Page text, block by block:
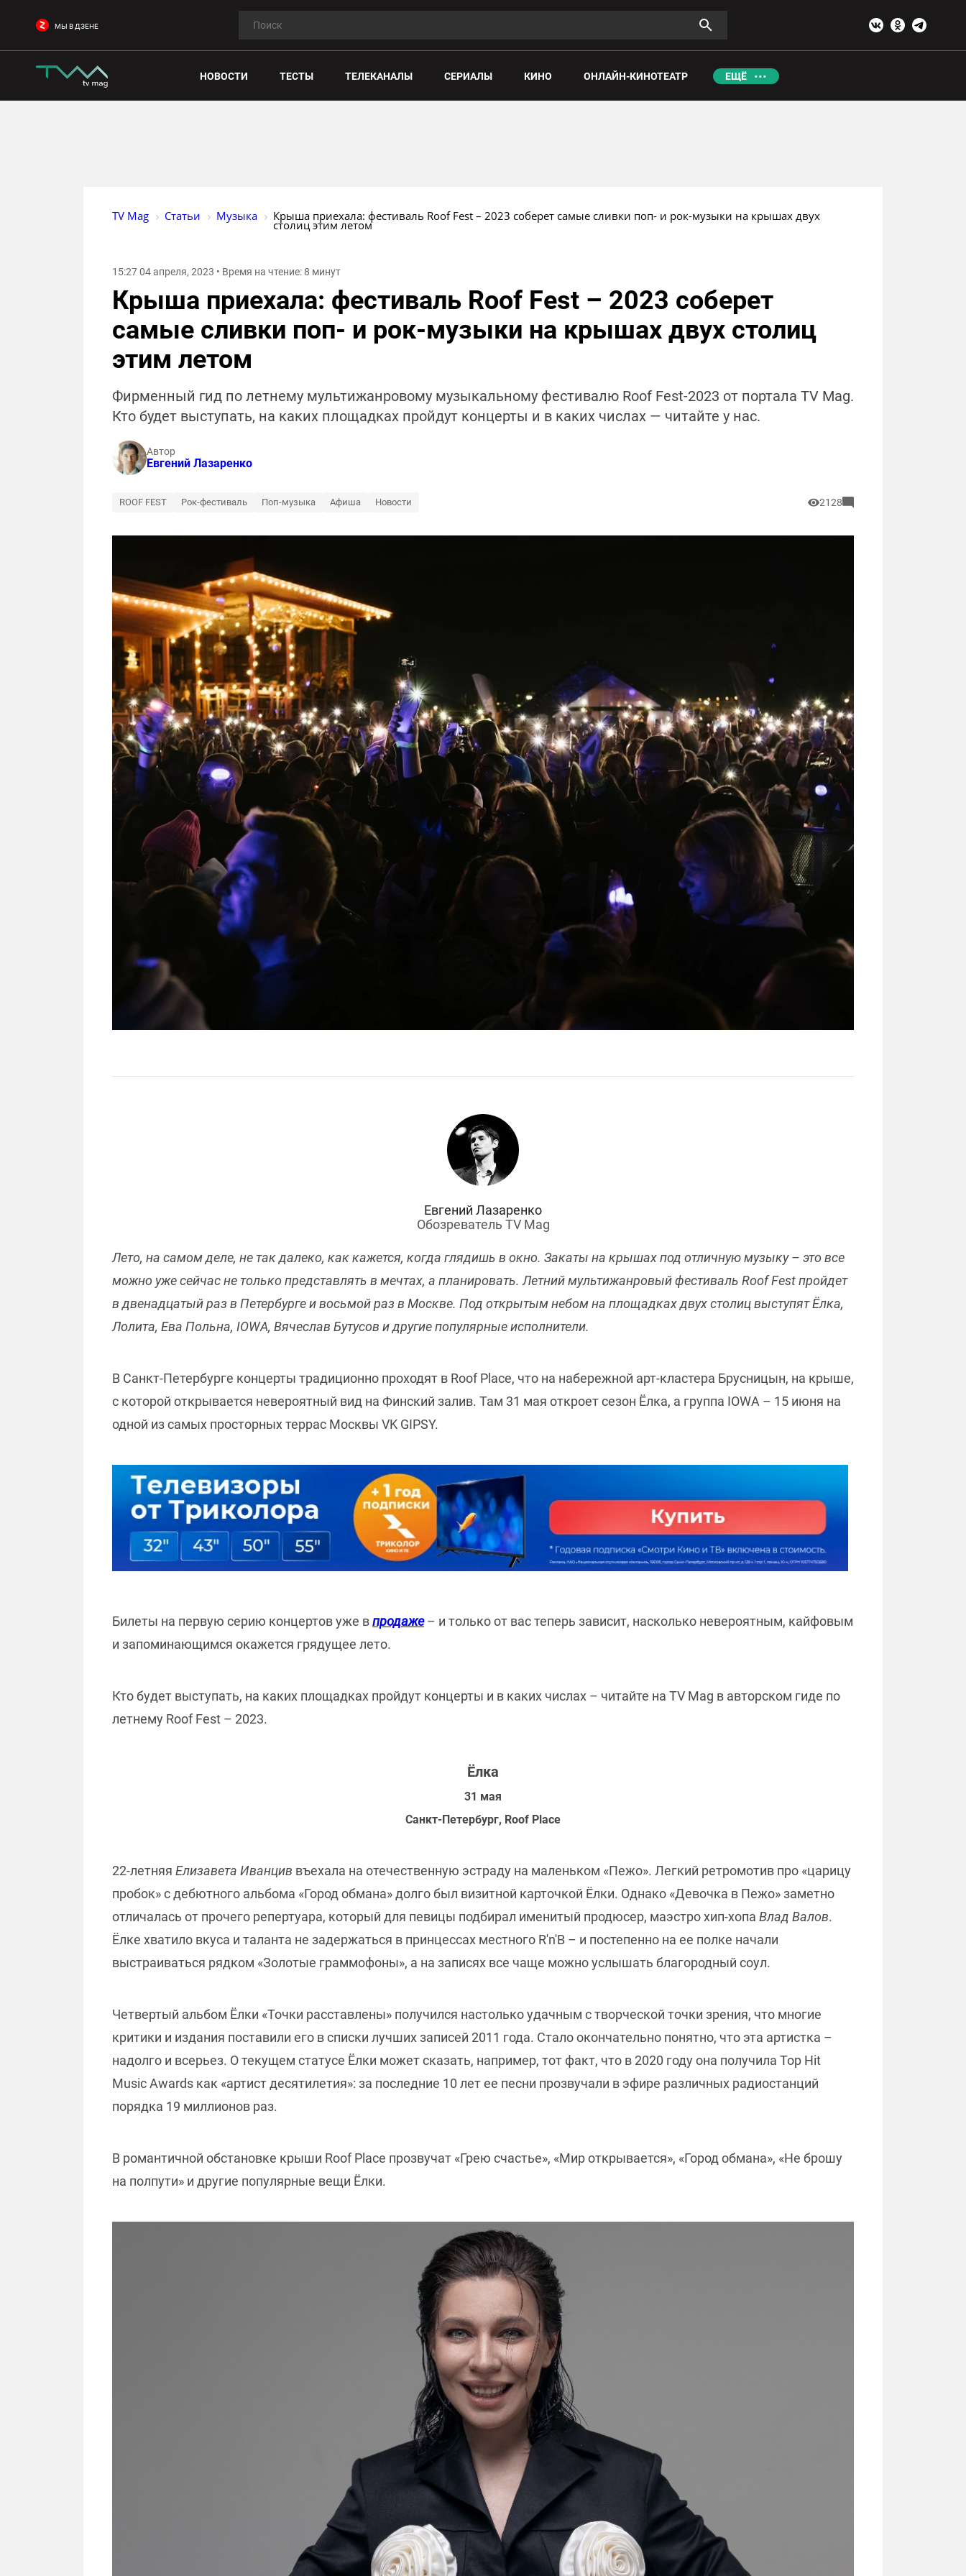
МЫ В ДЗЕНЕ
НОВОСТИ ТЕСТЫ ТЕЛЕКАНАЛЫ СЕРИАЛЫ КИНО ОНЛАЙН-КИНОТЕАТР ЕЩЁ
TV Mag Статьи Музыка Крыша приехала: фестиваль Roof Fest – 2023 соберет самые сливки поп- и рок-музыки на крышах двух
столиц этим летом
15:27 04 апреля, 2023 • Время на чтение: 8 минут
Крыша приехала: фестиваль Roof Fest – 2023 соберет
самые сливки поп- и рок-музыки на крышах двух столиц
этим летом
Фирменный гид по летнему мультижанровому музыкальному фестивалю Roof Fest-2023 от портала TV Mag.
Кто будет выступать, на каких площадках пройдут концерты и в каких числах — читайте у нас.
Автор
Евгений Лазаренко
ROOF FEST Рок-фестиваль Поп-музыка Афиша Новости 2128
Евгений Лазаренко
Обозреватель TV Mag
Лето, на самом деле, не так далеко, как кажется, когда глядишь в окно. Закаты на крышах под отличную музыку – это все
можно уже сейчас не только представлять в мечтах, а планировать. Летний мультижанровый фестиваль Roof Fest пройдет
в двенадцатый раз в Петербурге и восьмой раз в Москве. Под открытым небом на площадках двух столиц выступят Ёлка,
Лолита, Ева Польна, IOWA, Вячеслав Бутусов и другие популярные исполнители.
В Санкт-Петербурге концерты традиционно проходят в Roof Place, что на набережной арт-кластера Брусницын, на крыше,
с которой открывается невероятный вид на Финский залив. Там 31 мая откроет сезон Ёлка, а группа IOWA – 15 июня на
одной из самых просторных террас Москвы VK GIPSY.
Билеты на первую серию концертов уже впродаже– и только от вас теперь зависит, насколько невероятным, кайфовым
и запоминающимся окажется грядущее лето.
Кто будет выступать, на каких площадках пройдут концерты и в каких числах – читайте на TV Mag в авторском гиде по
летнему Roof Fest – 2023.
Ёлка
31 мая
Санкт-Петербург, Roof Place
22-летняя Елизавета Иванцив въехала на отечественную эстраду на маленьком «Пежо». Легкий ретромотив про «царицу
пробок» с дебютного альбома «Город обмана» долго был визитной карточкой Ёлки. Однако «Девочка в Пежо» заметно
отличалась от прочего репертуара, который для певицы подбирал именитый продюсер, маэстро хип-хопа Влад Валов.
Ёлке хватило вкуса и таланта не задержаться в принцессах местного R'n'B – и постепенно на ее полке начали
выстраиваться рядком «Золотые граммофоны», а на записях все чаще можно услышать благородный соул.
Четвертый альбом Ёлки «Точки расставлены» получился настолько удачным с творческой точки зрения, что многие
критики и издания поставили его в списки лучших записей 2011 года. Стало окончательно понятно, что эта артистка –
надолго и всерьез. О текущем статусе Ёлки может сказать, например, тот факт, что в 2020 году она получила Top Hit
Music Awards как «артист десятилетия»: за последние 10 лет ее песни прозвучали в эфире различных радиостанций
порядка 19 миллионов раз.
В романтичной обстановке крыши Roof Place прозвучат «Грею счастье», «Мир открывается», «Город обмана», «Не брошу
на полпути» и другие популярные вещи Ёлки.